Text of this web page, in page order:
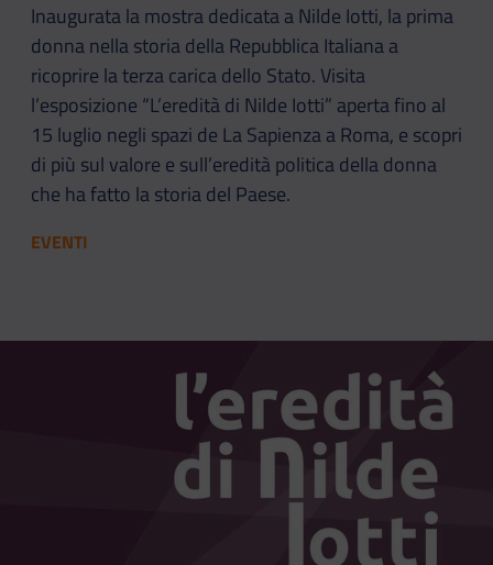
Inaugurata la mostra dedicata a Nilde Iotti, la prima
donna nella storia della Repubblica Italiana a
ricoprire la terza carica dello Stato. Visita
l’esposizione “L’eredità di Nilde Iotti” aperta fino al
15 luglio negli spazi de La Sapienza a Roma, e scopri
di più sul valore e sull’eredità politica della donna
che ha fatto la storia del Paese.
EVENTI